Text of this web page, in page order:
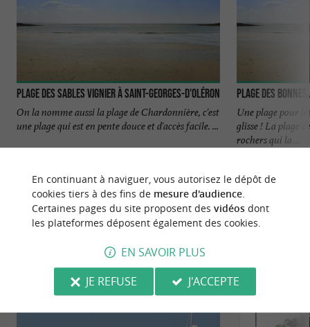
Plage des Sables Vignier à Saint-Georges-d'Oléron
On la nomme aussi la plage de Chardonnière, c'est
une plage qui est en pente douce et d'accès facile. ...
Plage des
Une plage pour
glisse ! La plage
rochers qui la ...
NOUS AVONS TESTÉPOUR VOUS
En continuant à naviguer, vous autorisez le dépôt de
cookies tiers à des fins de mesure d'audience.
Certaines pages du site proposent des vidéosdont
les plateformes déposent également des cookies.
EN SAVOIR PLUS
JE REFUSE
J'ACCEPTE